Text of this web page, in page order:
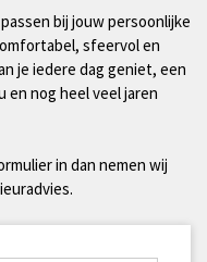
bij jouw persoonlijke
sfeervol en
je iedere dag geniet, een
en nog heel veel jaren
in dan nemen wij